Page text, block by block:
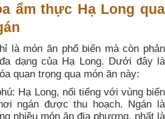
ẩm thực Hạ Long qua
là món ăn phổ biến mà còn phản
dạng của Hạ Long. Dưới đây là
quan trọng qua món ăn này:
Hạ Long, nổi tiếng với vùng biển
ngán được thu hoạch. Ngán là
nhiều món ăn địa phương, nhất là